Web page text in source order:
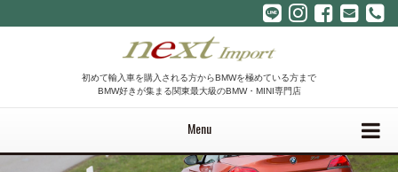
初めて輸入車を購入される方からBMWを極めている方まで
BMW好きが集まる関東最大級のBMW・MINI専門店
Menu